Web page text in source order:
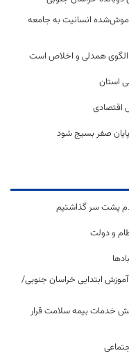
انسانیت به جامعه
الگوی همدلی و اخلاص است
استان
اقتصادی
صفر بسیج شود
پشت سر گذاشتیم
و دولت
آموزش ابتدایی خراسان جنوبی/
خدمات بیمه سلامت قرار